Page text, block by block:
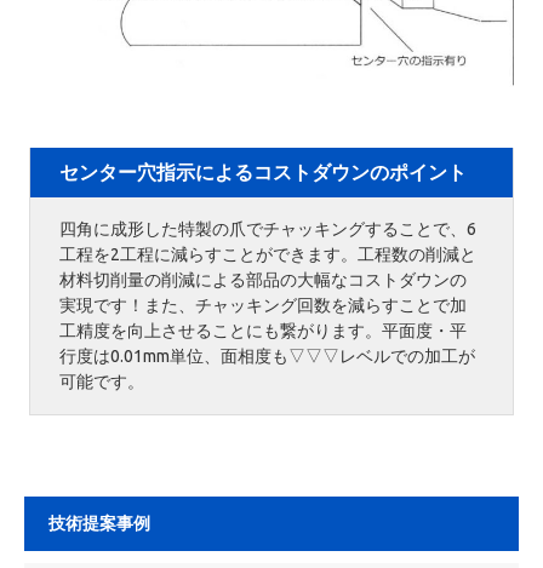
センター穴指示によるコストダウンのポイント
四角に成形した特製の爪でチャッキングすることで、6
工程を2工程に減らすことができます。工程数の削減と
材料切削量の削減による部品の大幅なコストダウンの
実現です！また、チャッキング回数を減らすことで加
工精度を向上させることにも繋がります。平面度・平
行度は0.01mm単位、面相度も▽▽▽レベルでの加工が
可能です。
技術提案事例